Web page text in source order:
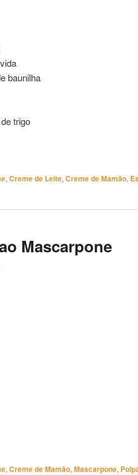
baunilha
trigo
, Creme de Leite, Creme de Mamão,
Mascarpone
, Creme de Mamão, Mascarpone,